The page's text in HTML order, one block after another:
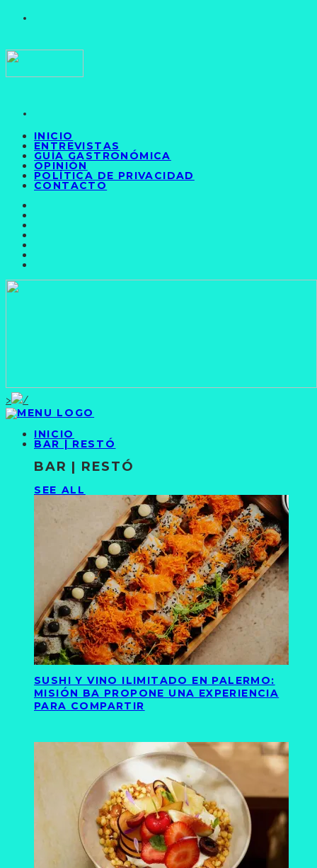
INICIO
ENTREVISTAS
GUÍA GASTRONÓMICA
OPINIÓN
POLÍTICA DE PRIVACIDAD
CONTACTO
>
INICIO
BAR | RESTÓ
BAR | RESTÓ
SEE ALL
SUSHI Y VINO ILIMITADO EN PALERMO:
MISIÓN BA PROPONE UNA EXPERIENCIA
PARA COMPARTIR